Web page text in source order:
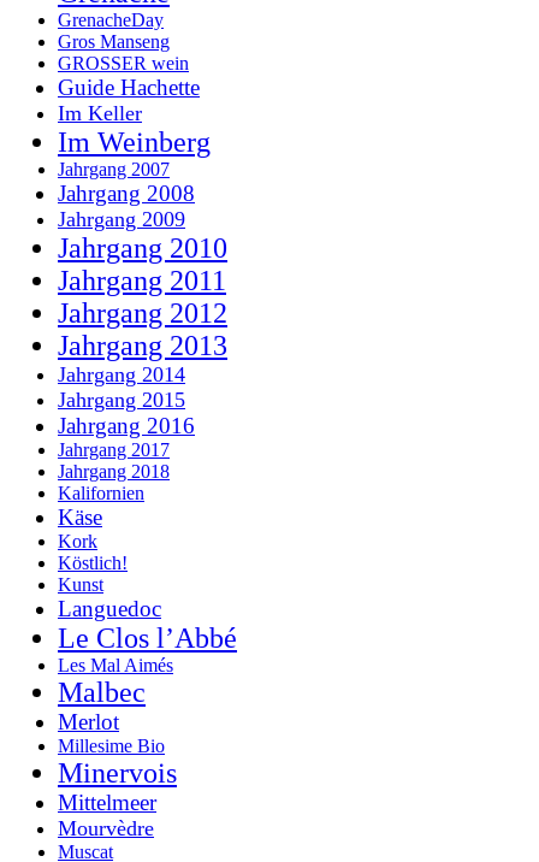
GrenacheDay
Gros Manseng
GROSSER wein
Guide Hachette
Im Keller
Im Weinberg
Jahrgang 2007
Jahrgang 2008
Jahrgang 2009
Jahrgang 2010
Jahrgang 2011
Jahrgang 2012
Jahrgang 2013
Jahrgang 2014
Jahrgang 2015
Jahrgang 2016
Jahrgang 2017
Jahrgang 2018
Kalifornien
Käse
Kork
Köstlich!
Kunst
Languedoc
Le Clos l’Abbé
Les Mal Aimés
Malbec
Merlot
Millesime Bio
Minervois
Mittelmeer
Mourvèdre
Muscat